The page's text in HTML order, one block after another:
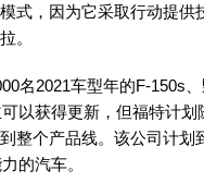
式，因为它采取行动提供
。
名2021车型年的F-150s
可以获得更新，但福特计划
整个产品线。该公司计划
的汽车。